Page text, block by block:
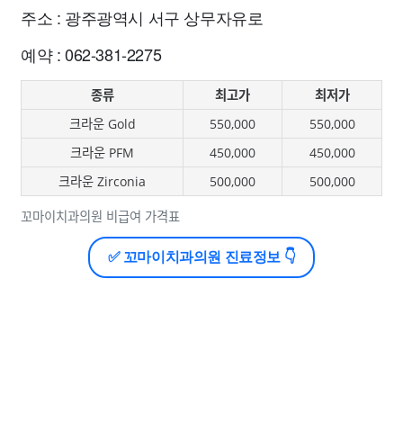
주소 : 광주광역시 서구 상무자유로
예약 : 062-381-2275
꼬마이치과의원 비급여 가격표
종류 최고가
최저가
크라운 Gold
550,000
550,000
크라운 PFM
450,000
450,000
크라운 Zirconia
500,000 500,000
✅ 꼬마이치과의원 진료정보 👇